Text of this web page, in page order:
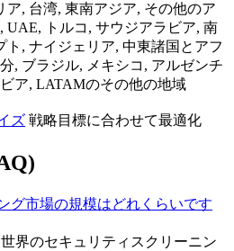
ア, 台湾, 東南アジア, その他のア
UAE, トルコ, サウジアラビア, 南
ト, ナイジェリア, 中東諸国とアフ
, ブラジル, メキシコ, アルゼンチ
ア, LATAMのその他の地域
ズ 戦略目標に合わせて最適化
グ市場の規模はどれくらいです
世界のセキュリティスクリーニン